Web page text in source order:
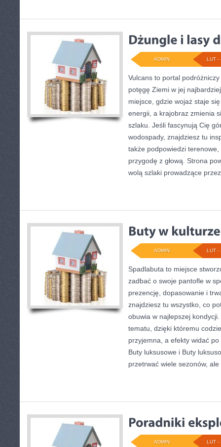
LUT -
ADMIN
Vulcans to portal
potęgę Ziemi w jej
miejsce, gdzie wojaż staje
energii, a krajobraz zmienia
szlaku. Jeśli fascynują Cię
wodospady, znajdziesz tu
także podpowiedzi
przygodę z głową. Strona
wolą szlaki prowadzące
LUT -
ADMIN
Spadlabuta to miejsce
zadbać o swoje pantofle w
prezencję, dopasowanie i
znajdziesz tu wszystko, co
obuwia w najlepszej kondycji.
tematu, dzięki któremu
przyjemna, a efekty widać
Buty luksusowe i Buty
przetrwać wiele sezonów, ale
LUT -
ADMIN